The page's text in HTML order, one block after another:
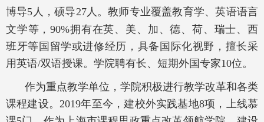
博导5 人，硕导27人。教师专业覆盖教育学、英语语言
文学等，90%拥有在英、美、加、德、荷、瑞士、西
班牙等国留学或进修经历，具备国际化视野，擅长采
用英语/双语授课。学院聘有长、短期外国专家10位。
作为重点教学单位，学院积极进行教学改革和各类
课程建设。 2019年至今，建校外实践基地8项，上线慕